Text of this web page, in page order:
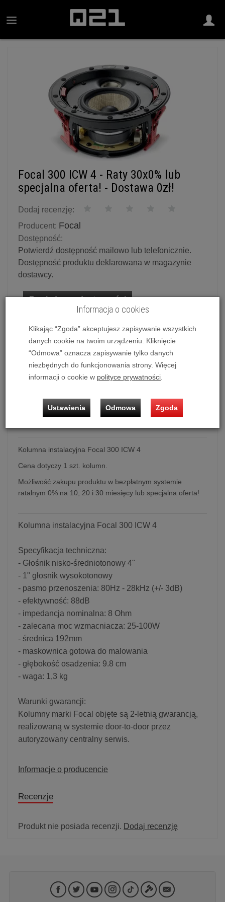
Focal 300 ICW 4 - Raty 30x0% lub
specjalna oferta! - Dostawa 0zł!
Dodaj recenzję:
Producent: Focal
Dostępność:
Potwierdź dostępność mailowo lub telefonicznie.
Dostępność produktu deklarowana w magazynie
dostawcy.
Powiadom o dostępności
Historia ceny
Ilość:
1 699,00 zł/ szt.
dodaj do koszyka
Kolumna instalacyjna Focal 300 ICW 4
Cena dotyczy 1 szt. kolumn.
Możliwość zakupu produktu w bezpłatnym systemie
ratalnym 0% na 10, 20 i 30 miesięcy lub specjalna oferta!
Kolumna instalacyjna Focal 300 ICW 4
Specyfikacja techniczna:
- Głośnik nisko-średniotonowy 4"
- 1" głosnik wysokotonowy
- pasmo przenoszenia: 80Hz - 28kHz (+/- 3dB)
- efektywność: 88dB
- impedancja nominalna: 8 Ohm
- zalecana moc wzmacniacza: 25-100W
- średnica 192mm
- maskownica gotowa do malowania
- głębokość osadzenia: 9.8 cm
- waga: 1,3 kg
Warunki gwarancji:
Kolumny marki Focal objęte są 2-letnią gwarancją,
realizowaną w systemie door-to-door przez
autoryzowany centralny serwis.
Informacje o producencie
Recenzje
Produkt nie posiada recenzji. Dodaj recenzję
Informacja o cookies
Klikając “Zgoda” akceptujesz zapisywanie wszystkich
danych cookie na twoim urządzeniu. Kliknięcie
“Odmowa” oznacza zapisywanie tylko danych
niezbędnych do funkcjonowania strony. Więcej
informacji o cookie w polityce prywatności.
Ustawienia Odmowa Zgoda